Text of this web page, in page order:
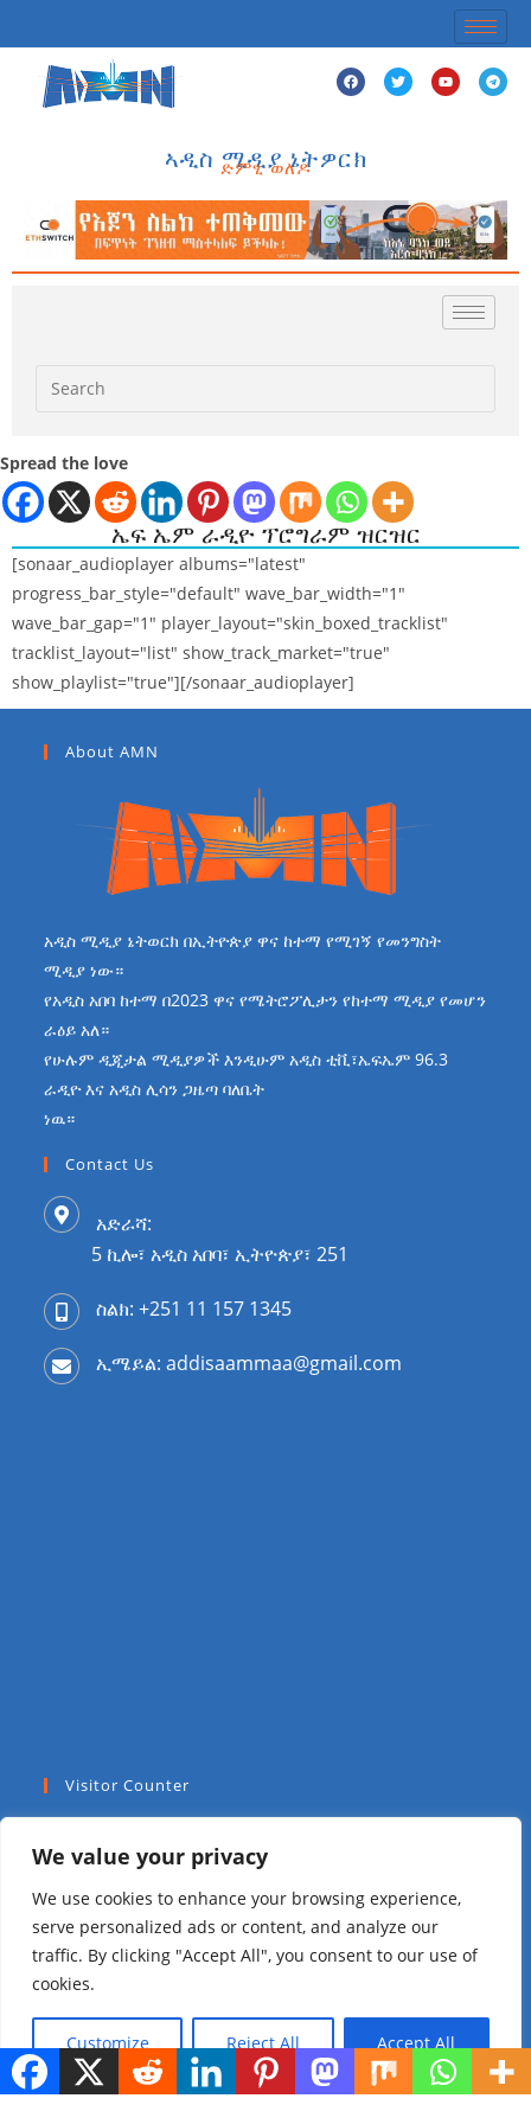
We value your privacy
We use cookies to enhance your browsing experience,
serve personalized ads or content, and analyze our
traffic. By clicking "Accept All", you consent to our use of
cookies.
Customize Reject All Accept All
ኣዲስ ሚዲያ ኔትዎርክ
ድምፂ ወለዶ
Spread the love
ኤፍ ኤም ራዲዮ ፕሮግራም ዝርዝር
[sonaar_audioplayer albums="latest"
progress_bar_style="default" wave_bar_width="1"
wave_bar_gap="1" player_layout="skin_boxed_tracklist"
tracklist_layout="list" show_track_market="true"
show_playlist="true"][/sonaar_audioplayer]
About AMN
አዲስ ሚዲያ ኔትወርክ በኢትዮጵያ ዋና ከተማ የሚገኝ የመንግስት
ሚዲያ ነው።
የአዲስ አበባ ከተማ በ2023 ዋና የሜትሮፖሊታን የከተማ ሚዲያ የመሆን
ራዕይ አለ።
የሁሉም ዲጂታል ሚዲያዎች እንዲሁም አዲስ ቲቪ፣ኤፍኤም 96.3
ራዲዮ እና አዲስ ሊሳን ጋዜጣ ባለቤት
ነዉ።
Contact Us
አድራሻ:
5 ኪሎ፣ አዲስ አበባ፣ ኢትዮጵያ፣ 251
ስልክ: +251 11 157 1345
ኢሜይል: addisaammaa@gmail.com
Visitor Counter
This Week: 1025
Total Visitors: 47985